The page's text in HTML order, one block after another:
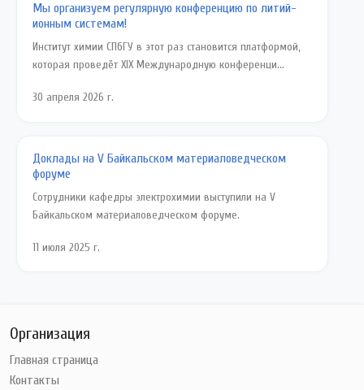
Мы организуем регулярную конференцию по литий-
ионным системам!
Институт химии СПбГУ в этот раз становится платформой,
которая проведёт XIX Международную конференци...
30 апреля 2026 г.
Доклады на V Байкальском материаловедческом
форуме
Сотрудники кафедры электрохимии выступили на V
Байкальском материаловедческом форуме.
11 июля 2025 г.
Организация
Главная страница
Контакты